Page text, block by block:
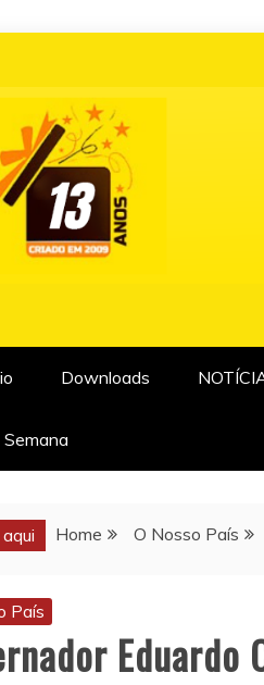
Downloads
Home O Nosso País
País
Eduardo